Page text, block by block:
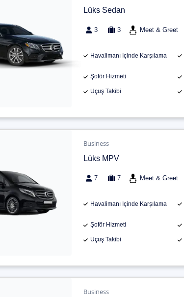
Lüks Sedan
3 3 Meet & Greet
Havalimanı Içinde Karşılama
Şoför Hizmeti
Uçuş Takibi
Business
Lüks MPV
7 7 Meet & Greet
Havalimanı Içinde Karşılama
Şoför Hizmeti
Uçuş Takibi
Business